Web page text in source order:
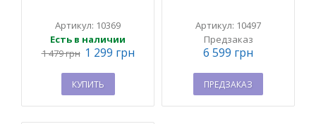
Артикул: 10369
Есть в наличии
1 479 грн 1 299 грн
КУПИТЬ
Артикул: 10497
Предзаказ
6 599 грн
ПРЕДЗАКАЗ